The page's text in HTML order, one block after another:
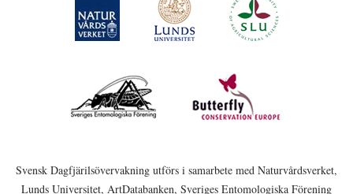
Svensk Dagfjärilsövervakning utförs i samarbete med Naturvårdsverket,
Lunds Universitet, ArtDatabanken, Sveriges Entomologiska Förening